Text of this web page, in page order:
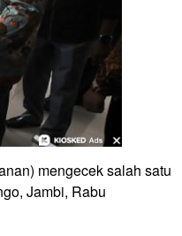
mengecek salah satu
Jambi, Rabu